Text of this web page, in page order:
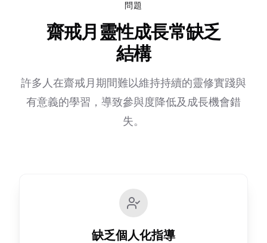
問題
齋戒月靈性成長常缺乏
結構
許多人在齋戒月期間難以維持持續的靈修實踐與
有意義的學習，導致參與度降低及成長機會錯
失。
缺乏個人化指導